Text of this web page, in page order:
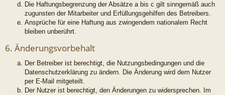
Die Haftungsbegrenzung der Absätze a bis c gilt sinngemäß auch
zugunsten der Mitarbeiter und Erfüllungsgehilfen des Betreibers.
Ansprüche für eine Haftung aus zwingendem nationalem Recht
bleiben unberührt.
6. Änderungsvorbehalt
Der Betreiber ist berechtigt, die Nutzungsbedingungen und die
Datenschutzerklärung zu ändern. Die Änderung wird dem Nutzer
per E-Mail mitgeteilt.
Der Nutzer ist berechtigt, den Änderungen zu widersprechen. Im